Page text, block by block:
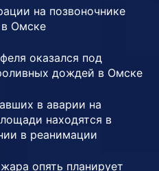
на позвоночнике
Омске
оказался под
дождей в Омске
в аварии на
находятся в
в реанимации
опять планирует